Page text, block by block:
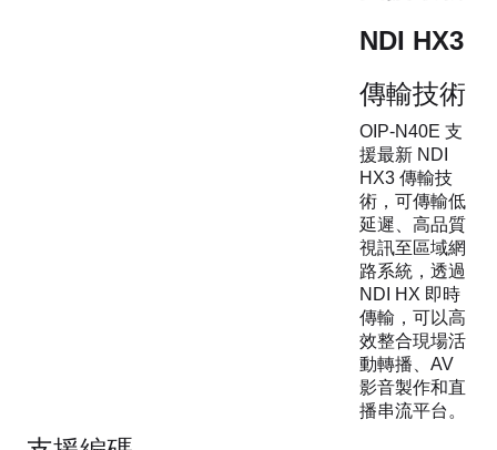
NDI HX3
傳輸技術
OIP-N40E 支
援最新 NDI
HX3 傳輸技
術，可傳輸低
延遲、高品質
視訊至區域網
路系統，透過
NDI HX 即時
傳輸，可以高
效整合現場活
動轉播、AV
影音製作和直
播串流平台。